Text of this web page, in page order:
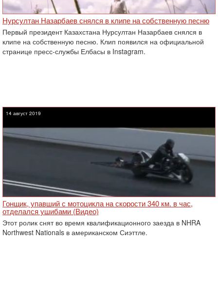
Нурсултан Назарбаев снялся в клипе на собственную песню
Первый президент Казахстана Нурсултан Назарбаев снялся в
клипе на собственную песню. Клип появился на официальной
странице пресс-службы Елбасы в Instagram.
14 август 2019
Гонщик, упавший с мотоцикла на скорости 340 км. в час,
отделался ушибами (Видео)
Этот ролик снят во время квалификационного заезда в NHRA
Northwest Nationals в американском Сиэттле.